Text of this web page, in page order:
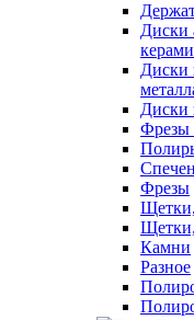
Диски
Диски
Диски
Фрезы
Фрезы
Камни
Разное